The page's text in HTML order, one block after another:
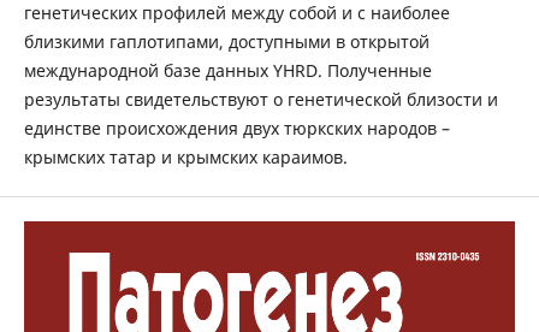
генетических профилей между собой и с наиболее
близкими гаплотипами, доступными в открытой
международной базе данных YHRD. Полученные
результаты свидетельствуют о генетической близости и
единстве происхождения двух тюркских народов –
крымских татар и крымских караимов.